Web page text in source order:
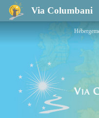
Via Columbani
Le Gîte du Pécheur a Oudon